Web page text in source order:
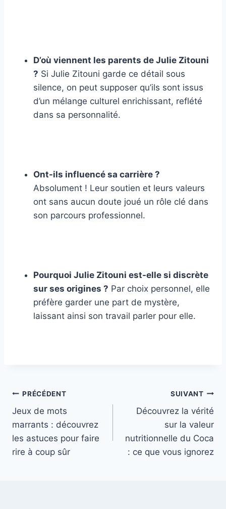
D’où viennent les parents de Julie Zitouni
? Si Julie Zitouni garde ce détail sous
silence, on peut supposer qu’ils sont issus
d’un mélange culturel enrichissant, reflété
dans sa personnalité.
Ont-ils influencé sa carrière ?
Absolument ! Leur soutien et leurs valeurs
ont sans aucun doute joué un rôle clé dans
son parcours professionnel.
Pourquoi Julie Zitouni est-elle si discrète
sur ses origines ? Par choix personnel, elle
préfère garder une part de mystère,
laissant ainsi son travail parler pour elle.
Navigation
de
l’article
PRÉCÉDENT
Jeux de mots
marrants : découvrez
les astuces pour faire
rire à coup sûr
SUIVANT
Découvrez la vérité
sur la valeur
nutritionnelle du Coca
: ce que vous ignorez